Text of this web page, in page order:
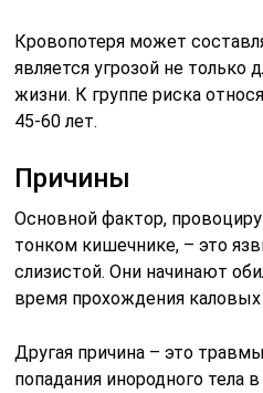
Кровопотеря может
является угрозой не только
жизни. К группе риска
45-60 лет.
Причины
Основной фактор,
тонком кишечнике, – это
слизистой. Они начинают
время прохождения
Другая причина – это
попадания инородного тела